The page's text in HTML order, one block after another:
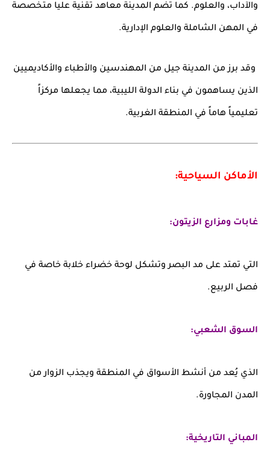
والآداب، والعلوم. كما تضم المدينة معاهد تقنية عليا متخصصة
في المهن الشاملة والعلوم الإدارية.
وقد برز من المدينة جيل من المهندسين والأطباء والأكاديميين
الذين يساهمون في بناء الدولة الليبية، مما يجعلها مركزاً
تعليمياً هاماً في المنطقة الغربية.
الأماكن السياحية:
غابات ومزارع الزيتون:
التي تمتد على مد البصر وتشكل لوحة خضراء خلابة خاصة في
فصل الربيع.
السوق الشعبي:
الذي يُعد من أنشط الأسواق في المنطقة ويجذب الزوار من
المدن المجاورة.
المباني التاريخية: